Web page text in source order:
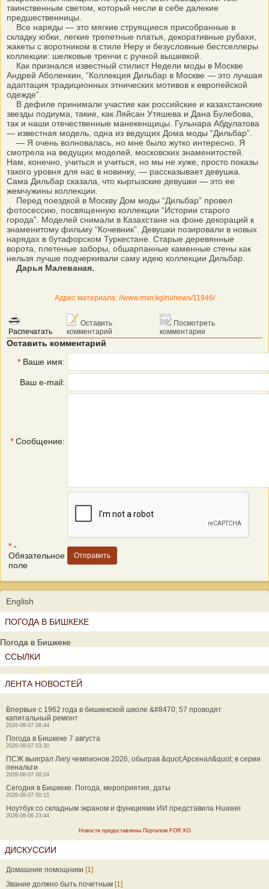
таинственным светом, который несли в себе далекие
предшественницы.
Все наряды — это мягкие струящиеся присобранные в
складку юбки, легкие трепетные платья, декоративные рубахи,
жакеты с воротником в стиле Неру и безусловные бестселлеры
коллекции: шелковые тренчи с ручной вышивкой.
Как признался известный стилист Недели моды в Москве
Андрей Аболенкин, “Коллекция Дильбар в Москве — это лучшая
адаптация традиционных этнических мотивов к европейской
одежде”.
В дефиле принимали участие как российские и казахстанские
звезды подиума, такие, как Ляйсан Утяшева и Дана Булебова,
так и наши отечественные манекенщицы. Гульнара Абдулатова
— известная модель, одна из ведущих Дома моды “Дильбар”.
— Я очень волновалась, но мне было жутко интересно. Я
смотрела на ведущих моделей, московских знаменитостей.
Нам, конечно, учиться и учиться, но мы не хуже, просто показы
такого уровня для нас в новинку, — рассказывает девушка.
Сама Дильбар сказала, что кыргызские девушки — это ее
жемчужины коллекции.
Перед поездкой в Москву Дом моды “Дильбар” провел
фотосессию, посвященную коллекции “Истории старого
города”. Моделей снимали в Казахстане на фоне декораций к
знаменитому фильму “Кочевник”. Девушки позировали в новых
нарядах в бутафорском Туркестане. Старые деревянные
ворота, плетеные заборы, обшарпанные каменные стены как
нельзя лучше подчеркивали саму идею коллекции Дильбар.
Дарья Малеваная.
Адрес материала: //www.msn.kg/ru/news/11946/
Распечатать
Оставить
комментарий
Посмотреть
комментарии
Оставить комментарий
* Ваше имя:
Ваш e-mail:
* Сообщение:
* -
Обязательное
поле
English
ПОГОДА В БИШКЕКЕ
Погода в Бишкеке
ССЫЛКИ
ЛЕНТА НОВОСТЕЙ
Впервые с 1962 года в бишкекской школе &#8470; 57 проводят
капитальный ремонт
2026-08-07 08:44
Погода в Бишкеке 7 августа
2026-08-07 03:30
ПСЖ выиграл Лигу чемпионов 2026, обыграв &quot;Арсенал&quot; в серии
пенальти
2026-08-07 00:24
Сегодня в Бишкеке. Погода, мероприятия, даты
2026-08-07 00:15
Ноутбук со складным экраном и функциями ИИ представила Huawei
2026-08-06 23:44
Новости предоставлены Порталом FOR.KG
ДИСКУССИИ
Домашние помощники [1]
Звание должно быть почетным [1]